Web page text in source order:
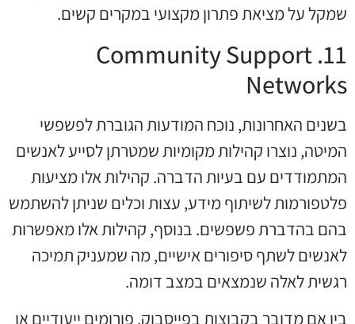
שמקל על מציאת פתרון מקצועי במקרים קשים.
11. Community Support
Networks
בשנים האחרונות, נוכח המודעות הגוברת לפשפשי
המיטה, נוצרו קהילות מקומיות שמטרתן לסייע לאנשים
המתמודדים עם בעיות הדברה. קהילות אלו מציעות
פלטפורמות לשיתוף מידע, עצות וכלים שניתן להשתמש
בהם בהדברת פשפשים. בנוסף, קהילות אלו מאפשרות
לאנשים לשתף סיפורים אישיים, מה שמעניק תמיכה
רגשית לאלה שנמצאים במצב דומה.
בין אם מדובר בקבוצות בפייסבוק, פורומים ייעודיים או